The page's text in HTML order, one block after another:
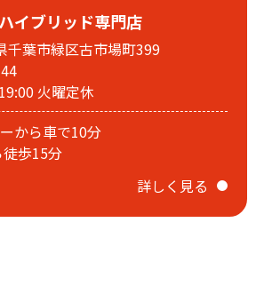
ート!!
イブリッド専門店
千葉市緑区古市場町399
火曜定休
から車で10分
歩15分
詳しく見る